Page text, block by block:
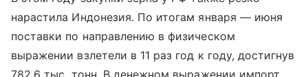
нарастила Индонезия. По итогам января — июня
поставки по направлению в физическом
выражении взлетели в 11 раз год к году, достигнув
782,6 тыс. тонн. В денежном выражении импорт